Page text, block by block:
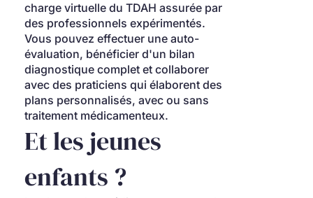
charge virtuelle du TDAH assurée par
des professionnels expérimentés.
Vous pouvez effectuer une auto-
évaluation, bénéficier d'un bilan
diagnostique complet et collaborer
avec des praticiens qui élaborent des
plans personnalisés, avec ou sans
traitement médicamenteux.
Et les jeunes
enfants ?